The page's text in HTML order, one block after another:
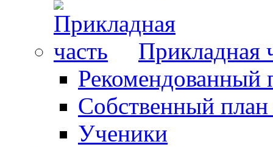
Прикладная
Рекомендованный
Собственный
Ученики